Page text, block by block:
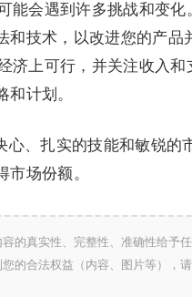
能会遇到许多挑战和变
技术，以改进您的产品
济上可行，并关注收入和
计划。
、扎实的技能和敏锐的
场份额。
的真实性、完整性、准确性给予
的合法权益（内容、图片等），